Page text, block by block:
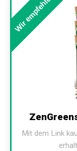
Wir empfehlen
Mit dem Link